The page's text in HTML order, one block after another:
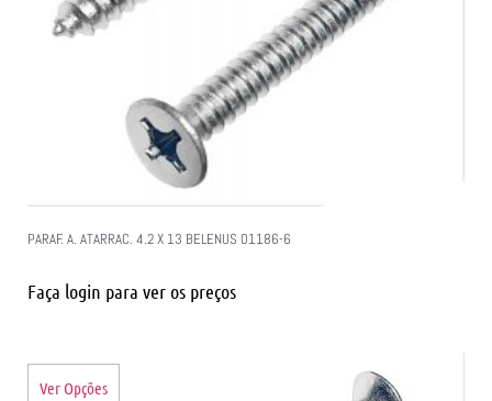
PARAF. A. ATARRAC. 4.2 X 13 BELENUS 01186-6
Faça login para ver os preços
Ver Opções